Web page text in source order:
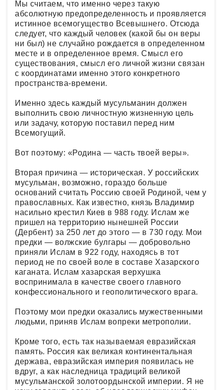
Мы считаем, что именно через такую
абсолютную предопределенность и проявляется
истинное всемогущество Всевышнего. Отсюда
следует, что каждый человек (какой бы он веры
ни был) не случайно рождается в определенном
месте и в определенное время. Смысл его
существования, смысл его личной жизни связан
с координатами именно этого конкретного
пространства-времени.
Именно здесь каждый мусульманин должен
выполнить свою личностную жизненную цель
или задачу, которую поставил перед ним
Всемогущий.
Вот поэтому: «Родина — часть твоей веры».
Вторая причина — историческая. У российских
мусульман, возможно, гораздо больше
оснований считать Россию своей Родиной, чем у
православных. Как известно, князь Владимир
насильно крестил Киев в 988 году. Ислам же
пришел на территорию нынешней России
(Дербент) за 250 лет до этого — в 730 году. Мои
предки — волжские булгары — добровольно
приняли Ислам в 922 году, находясь в тот
период не по своей воле в составе Хазарского
каганата. Ислам хазарская верхушка
воспринимала в качестве своего главного
конфессионального и геополитического врага.
Поэтому мои предки оказались мужественными
людьми, приняв Ислам вопреки метрополии.
Кроме того, есть так называемая евразийская
память. Россия как великая континентальная
держава, евразийская империя появилась не
вдруг, а как наследница традиций великой
мусульманской золотоордынской империи. Я не